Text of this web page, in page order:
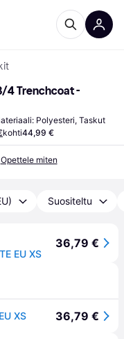
4 Trenchcoat -
Polyesteri, Taskut
kohti44,99 €
Opettele miten
Suositeltu
EU XS
36,79 €
XS 36,79 €